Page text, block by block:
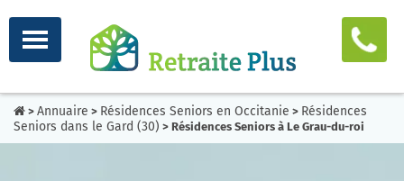
> Annuaire > Résidences Seniors en Occitanie > Résidences
Seniors dans le Gard (30) > Résidences Seniors à Le Grau-du-roi